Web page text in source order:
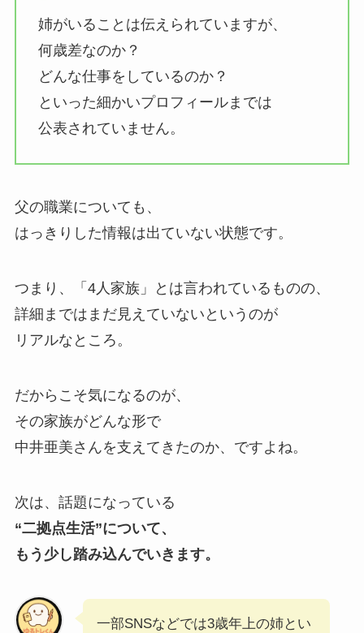
姉がいることは伝えられていますが、
何歳差なのか？
どんな仕事をしているのか？
といった細かいプロフィールまでは
公表されていません。
父の職業についても、
はっきりした情報は出ていない状態です。
つまり、「4人家族」とは言われているものの、
詳細まではまだ見えていないというのが
リアルなところ。
だからこそ気になるのが、
その家族がどんな形で
中井亜美さんを支えてきたのか、ですよね。
次は、話題になっている
“二拠点生活”について、
もう少し踏み込んでいきます。
一部SNSなどでは3歳年上の姉とい